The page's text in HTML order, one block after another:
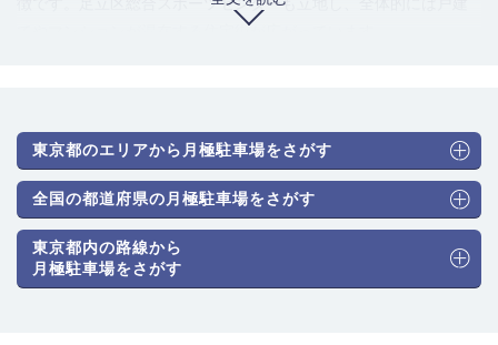
てやマンションが混在する住宅街が広がっています。
ミリー層のミニバンやSUVといったハイルーフ車の需要も安定し
ています。つくばエクスプレス利用者のパークアンドライド需要
も一部見られます。
敷きの平置き駐車場が圧倒的に主流です。住宅街や比較的新しい
開発エリアが中心のため、機械式駐車場の募集は非常に稀です。
東京都のエリアから月極駐車場をさがす
全国の都道府県の月極駐車場をさがす
東京都内の路線から
月極駐車場をさがす